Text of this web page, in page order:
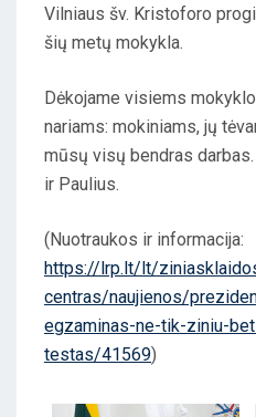
Vilniaus šv. Kristoforo
šių metų mokykla.
Dėkojame visiems
nariams: mokiniams, jų
mūsų visų bendras
ir Paulius.
(Nuotraukos ir informacija:
https://lrp.lt/lt/
centras/naujienos/
egzaminas-ne-tik-ziniu-
testas/41569)